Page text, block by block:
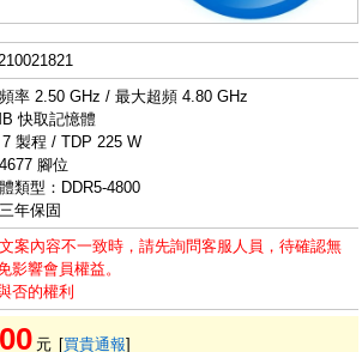
率 2.50 GHz / 最大超頻 4.80 GHz
快取記憶體
7 製程 / TDP 225 W
腳位
類型：DDR5-4800
年保固
案內容不一致時，請先詢問客服人員，待確認無
影響會員權益。
否的權利
元 [買貴通報]